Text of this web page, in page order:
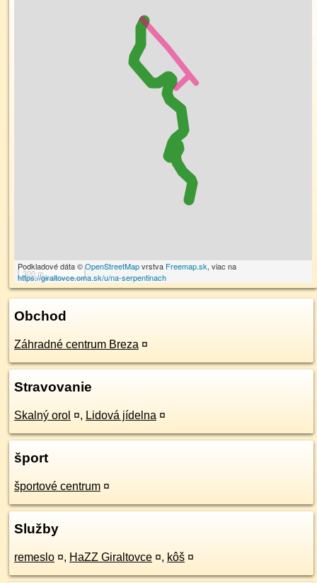
300 m
Podkladové dáta ©OpenStreetMapvrstva Freemap.sk, viac na
https://giraltovce.oma.sk/u/na-serpentinach
Obchod
Záhradné centrum Breza ¤
Stravovanie
Skalný orol ¤, Lidová jídelna ¤
šport
športové centrum ¤
Služby
remeslo ¤, HaZZ Giraltovce ¤, kôš ¤